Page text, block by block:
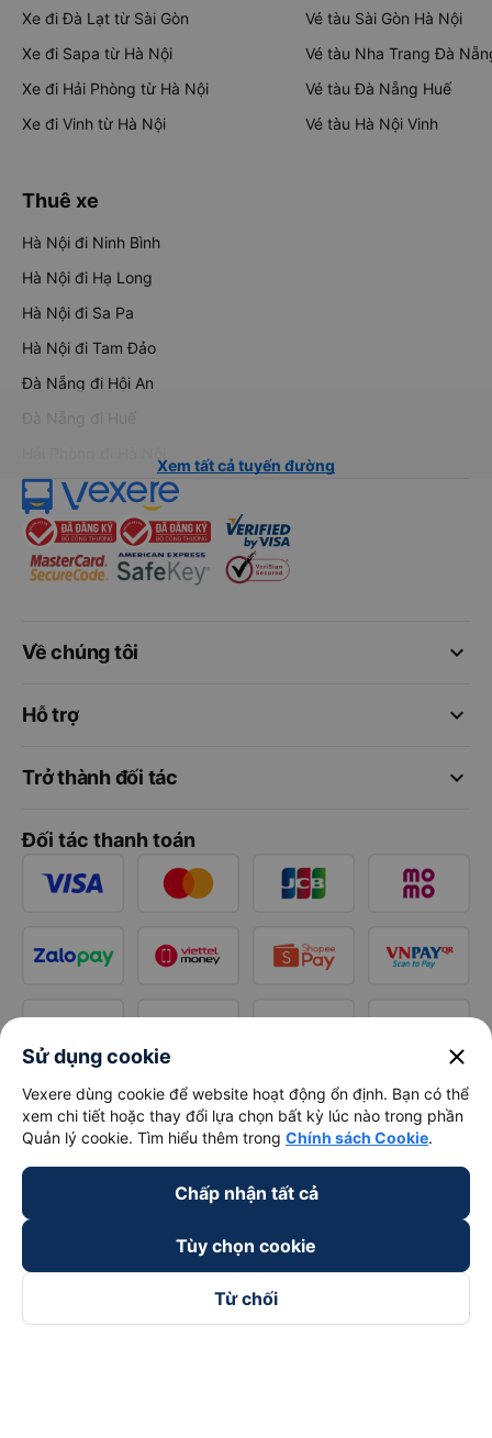
Xe đi Đà Lạt từ Sài Gòn
Xe đi Sapa từ Hà Nội
Xe đi Hải Phòng từ Hà Nội
Xe đi Vinh từ Hà Nội
Vé tàu Sài Gòn Hà Nội
Vé tàu Nha Trang Đà
Vé tàu Đà Nẵng Huế
Vé tàu Hà Nội Vinh
Thuê xe
Hà Nội đi Ninh Bình
Hà Nội đi Hạ Long
Hà Nội đi Sa Pa
Hà Nội đi Tam Đảo
Đà Nẵng đi Hội An
Đà Nẵng đi Huế
Xem tất cả tuyến đường
keyboard_arrow_down
Về chúng tôi
keyboard_arrow_down
Hỗ trợ
keyboard_arrow_down
Trở thành đối tác
Đối tác thanh toán
Sử dụng cookie close
Vexere dùng cookie để website hoạt động ổn định. Bạn có thể
xem chi tiết hoặc thay đổi lựa chọn bất kỳ lúc nào trong phần
Quản lý cookie. Tìm hiểu thêm trong Chính sách Cookie.
Chấp nhận tất cả
Tùy chọn cookie
Từ chối